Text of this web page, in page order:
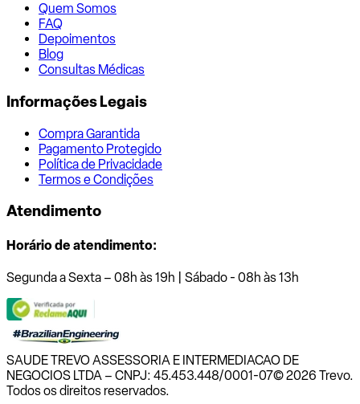
Quem Somos
FAQ
Depoimentos
Blog
Consultas Médicas
Informações Legais
Compra Garantida
Pagamento Protegido
Política de Privacidade
Termos e Condições
Atendimento
Horário de atendimento:
Segunda a Sexta – 08h às 19h | Sábado - 08h às 13h
SAUDE TREVO ASSESSORIA E INTERMEDIACAO DE
NEGOCIOS LTDA – CNPJ: 45.453.448/0001-07© 2026 Trevo.
Todos os direitos reservados.